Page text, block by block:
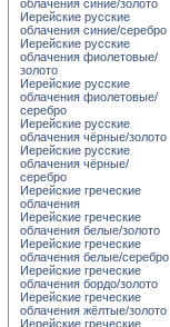
облачения синие/золото
Иерейские русские
облачения синие/серебро
Иерейские русские
облачения фиолетовые/
золото
Иерейские русские
облачения фиолетовые/
серебро
Иерейские русские
облачения чёрные/золото
Иерейские русские
облачения чёрные/
серебро
Иерейские греческие
облачения
Иерейские греческие
облачения белые/золото
Иерейские греческие
облачения белые/серебро
Иерейские греческие
облачения бордо/золото
Иерейские греческие
облачения жёлтые/золото
Иерейские греческие